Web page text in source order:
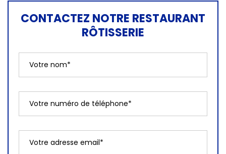
CONTACTEZ NOTRE RESTAURANT
RÔTISSERIE